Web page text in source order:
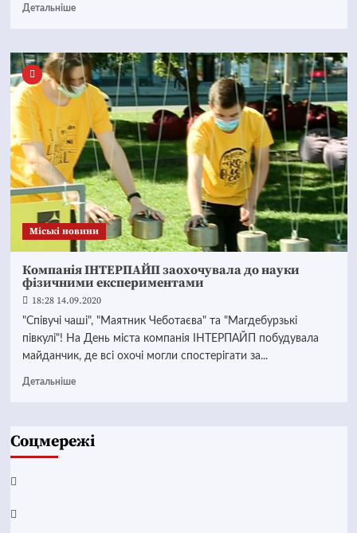
Детальніше
Mіські новини
Компанія ІНТЕРПАЙП заохочувала до науки
фізичними експериментами
18:28 14.09.2020
"Співучі чаші", "Маятник Чеботаєва" та "Магдебурзькі
півкулі"! На День міста компанія ІНТЕРПАЙП побудувала
майданчик, де всі охочі могли спостерігати за...
Детальніше
Соцмережі
Facebook
YouTube